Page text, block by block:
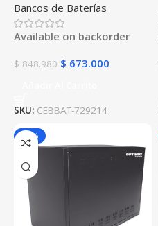
UPS
Bancos de Baterías
Available on backorder
$848.980 $ 673.000
SKU: CEBBAT-729214
-21%